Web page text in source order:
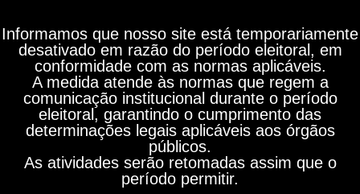
Informamos que nosso site está temporariamente
desativado em razão do período eleitoral, em
conformidade com as normas aplicáveis.
A medida atende às normas que regem a
comunicação institucional durante o período
eleitoral, garantindo o cumprimento das
determinações legais aplicáveis aos órgãos
públicos.
As atividades serão retomadas assim que o
período permitir.